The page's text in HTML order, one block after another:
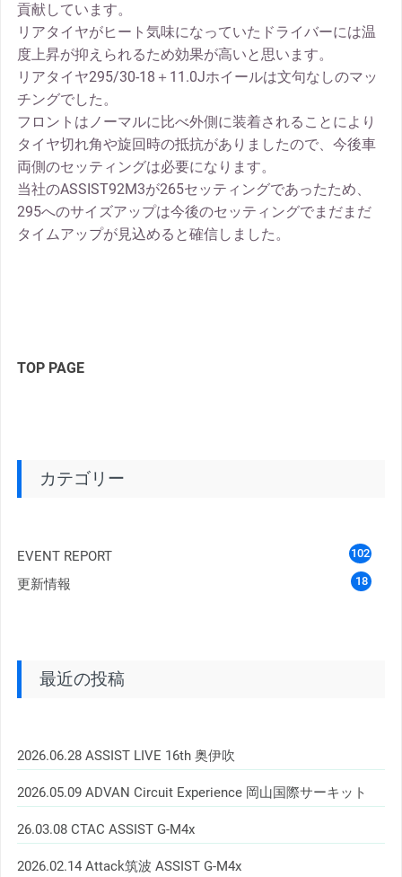
貢献しています。
リアタイヤがヒート気味になっていたドライバーには温
度上昇が抑えられるため効果が高いと思います。
リアタイヤ295/30-18＋11.0Jホイールは文句なしのマッ
チングでした。
フロントはノーマルに比べ外側に装着されることにより
タイヤ切れ角や旋回時の抵抗がありましたので、今後車
両側のセッティングは必要になります。
当社のASSIST92M3が265セッティングであったため、
295へのサイズアップは今後のセッティングでまだまだ
タイムアップが見込めると確信しました。
TOP PAGE
カテゴリー
EVENT REPORT 102
更新情報 18
最近の投稿
2026.06.28 ASSIST LIVE 16th 奥伊吹
2026.05.09 ADVAN Circuit Experience 岡山国際サーキット
26.03.08 CTAC ASSIST G-M4x
2026.02.14 Attack筑波 ASSIST G-M4x